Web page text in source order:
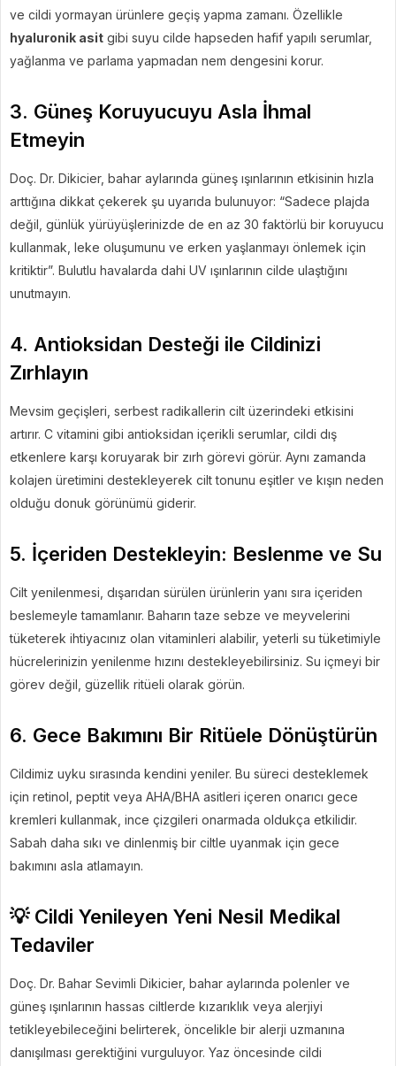
ve cildi yormayan ürünlere geçiş yapma zamanı. Özellikle
hyaluronik asit gibi suyu cilde hapseden hafif yapılı serumlar,
yağlanma ve parlama yapmadan nem dengesini korur.
3. Güneş Koruyucuyu Asla İhmal
Etmeyin
Doç. Dr. Dikicier, bahar aylarında güneş ışınlarının etkisinin hızla
arttığına dikkat çekerek şu uyarıda bulunuyor: “Sadece plajda
değil, günlük yürüyüşlerinizde de en az 30 faktörlü bir koruyucu
kullanmak, leke oluşumunu ve erken yaşlanmayı önlemek için
kritiktir”. Bulutlu havalarda dahi UV ışınlarının cilde ulaştığını
unutmayın.
4. Antioksidan Desteği ile Cildinizi
Zırhlayın
Mevsim geçişleri, serbest radikallerin cilt üzerindeki etkisini
artırır. C vitamini gibi antioksidan içerikli serumlar, cildi dış
etkenlere karşı koruyarak bir zırh görevi görür. Aynı zamanda
kolajen üretimini destekleyerek cilt tonunu eşitler ve kışın neden
olduğu donuk görünümü giderir.
5. İçeriden Destekleyin: Beslenme ve Su
Cilt yenilenmesi, dışarıdan sürülen ürünlerin yanı sıra içeriden
beslemeyle tamamlanır. Baharın taze sebze ve meyvelerini
tüketerek ihtiyacınız olan vitaminleri alabilir, yeterli su tüketimiyle
hücrelerinizin yenilenme hızını destekleyebilirsiniz. Su içmeyi bir
görev değil, güzellik ritüeli olarak görün.
6. Gece Bakımını Bir Ritüele Dönüştürün
Cildimiz uyku sırasında kendini yeniler. Bu süreci desteklemek
için retinol, peptit veya AHA/BHA asitleri içeren onarıcı gece
kremleri kullanmak, ince çizgileri onarmada oldukça etkilidir.
Sabah daha sıkı ve dinlenmiş bir ciltle uyanmak için gece
bakımını asla atlamayın.
💡 Cildi Yenileyen Yeni Nesil Medikal
Tedaviler
Doç. Dr. Bahar Sevimli Dikicier, bahar aylarında polenler ve
güneş ışınlarının hassas ciltlerde kızarıklık veya alerjiyi
tetikleyebileceğini belirterek, öncelikle bir alerji uzmanına
danışılması gerektiğini vurguluyor. Yaz öncesinde cildi